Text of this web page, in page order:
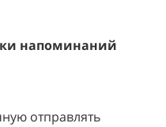
напоминаний
отправлять